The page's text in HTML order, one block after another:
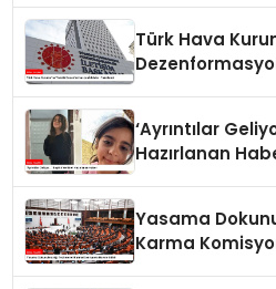
Türk Hava
‘Ayrıntılar
Hazırlanan
Yasama
Karma